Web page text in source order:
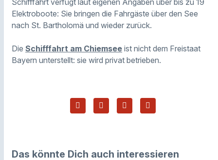
Elektroboote: Sie bringen die Fahrgäste über den See
nach St. Bartholomä und wieder zurück.
Die Schifffahrt am Chiemsee ist nicht dem Freistaat
Bayern unterstellt: sie wird privat betrieben.
Das könnte Dich auch interessieren